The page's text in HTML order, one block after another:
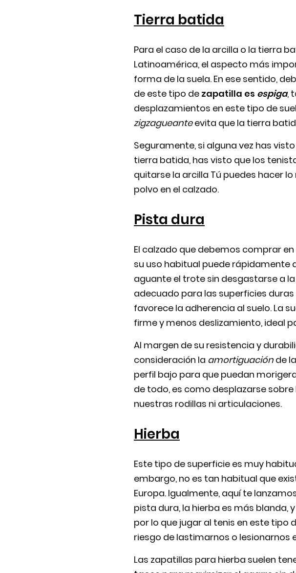
Tierra batida
Para el caso de la arcilla o la tierra
Latinoamérica, el aspecto más
forma de la suela. En ese sentido,
de este tipo de zapatilla es espiga,
desplazamientos en este tipo de
zigzagueanteevita que la tierra
Seguramente, si alguna vez has
tierra batida, has visto que los
quitarse la arcilla Tú puedes hacer
polvo en el calzado.
Pista dura
El calzado que debemos comprar
su uso habitual puede rápidamente
aguante el trote sin desgastarse a
adecuado para las superficies duras
favorece la adherencia al suelo. La
firme y menos deslizamiento, ideal
Al margen de su resistencia y
consideración la amortiguación de
perfil bajo para que puedan
de todo, es como desplazarse
nuestras rodillas ni articulaciones.
Hierba
Este tipo de superficie es muy
embargo, no es tan habitual que
Europa. Igualmente, aquí te
pista dura, la hierba es más blanda,
por lo que jugar al tenis en este tipo
riesgo de lastimarnos o lesionarnos
Las zapatillas para hierba suelen